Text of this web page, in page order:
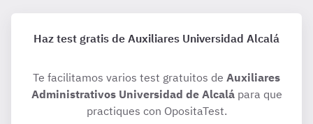
Haz test gratis de Auxiliares Universidad Alcalá
Te facilitamos varios test gratuitos de Auxiliares
Administrativos Universidad de Alcalápara que
practiques con OpositaTest.